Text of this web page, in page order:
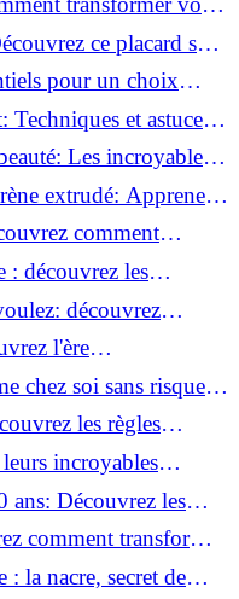
ce placard sous
pour un choix
Techniques et astuces
Les incroyables
extrudé: Apprenez
comment
: découvrez les
!
découvrez
l'ère
verte!
chez soi sans risque
sûrs!
les règles
incroyables
ans: Découvrez les
comment transformer
la nacre, secret de